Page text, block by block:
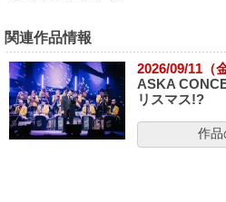
関連作品情報
2026/09/11（
ASKA
リスマス!?
作品